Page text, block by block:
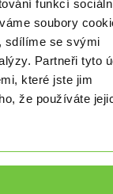
funkcí
soubory
sdílíme se svými
Partneři tyto
které jste jim
že používáte
ZE
ZAHRANIČÍ|
USD
klesá.